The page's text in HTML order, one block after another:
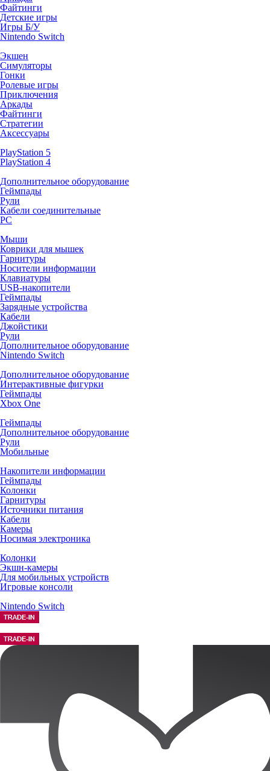
Файтинги
Детские игры
Игры Б/У
Nintendo Switch
Экшен
Симуляторы
Гонки
Ролевые игры
Приключения
Аркады
Файтинги
Стратегии
Аксессуары
PlayStation 5
PlayStation 4
Дополнительное оборудование
Геймпады
Рули
Кабели соединительные
PC
Мыши
Коврики для мышек
Гарнитуры
Носители информации
Клавиатуры
USB-накопители
Геймпады
Зарядные устройства
Кабели
Джойстики
Рули
Дополнительное оборудование
Nintendo Switch
Дополнительное оборудование
Интерактивные фигурки
Геймпады
Xbox One
Геймпады
Дополнительное оборудование
Рули
Мобильные
Накопители информации
Геймпады
Колонки
Гарнитуры
Источники питания
Кабели
Камеры
Носимая электроника
Колонки
Экшн-камеры
Для мобильных устройств
Игровые консоли
Nintendo Switch